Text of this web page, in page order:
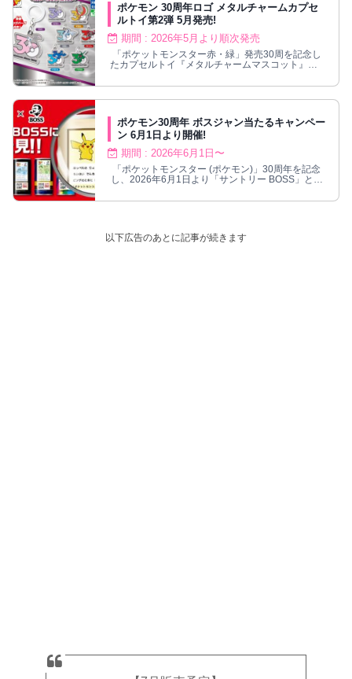
ポケモン 30周年ロゴ メタルチャームカプセ
ルトイ第2弾 5月発売!
期間 : 2026年5月より順次発売
「ポケットモンスター赤・緑」発売30周を記念し
たカプセルトイ『メタルチャームマスコット』第2
ポケモン30周年 ボスジャン当たるキャンペー
ン 6月1日より開催!
期間 : 2026年6月1日〜
「ポケットモンスター (ポケモン)」30周年を記念
し、2026年6月1日より「サントリー BOSS」との
以下広告のあとに記事が続きます